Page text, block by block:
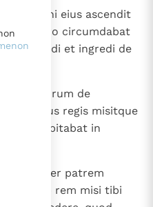
Nieuwsbrief
vervuld
koninkrijk te
door liefde, niet door
en de
regni eius ascendit
et muro circumdabat
egredi et ingredi de
et aurum de
et domus regis misitque
qui habitabat in
est et inter patrem
quam ob rem misi tibi